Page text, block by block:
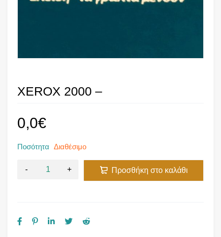
XEROX 2000 –
0,0€
Ποσότητα Διαθέσιμο
Προσθήκη στο καλάθι